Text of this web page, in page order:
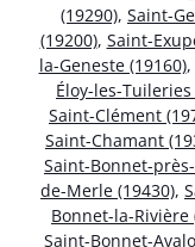
(19290), Saint-
(19200), Saint-
la-Geneste (19160),
Éloy-les-Tuileries
Saint-Clément
Saint-Chamant
Saint-Bonnet-
de-Merle (19430),
Bonnet-la-Rivière
Saint-Bonnet-